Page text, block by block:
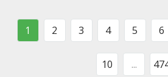
такого человека, который бы
1 2 3 4 5 6
10 ...